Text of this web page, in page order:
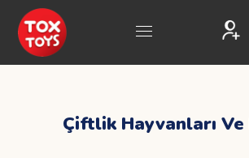
Çiftlik Hayvanları